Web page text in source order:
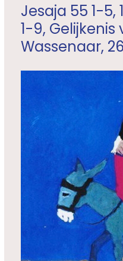
Jesaja 55 1-5,
1-9, Gelijkenis
Wassenaar,